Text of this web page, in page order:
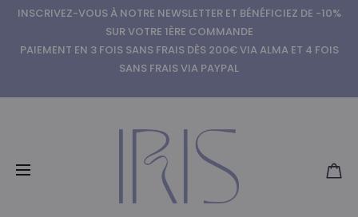
INSCRIVEZ-VOUS À NOTRE NEWSLETTER ET BÉNÉFICIEZ DE -10%
SUR VOTRE 1ÈRE COMMANDE
PAIEMENT EN 3 FOIS SANS FRAIS DÈS 200€ VIA ALMA ET 4 FOIS
SANS FRAIS VIA PAYPAL